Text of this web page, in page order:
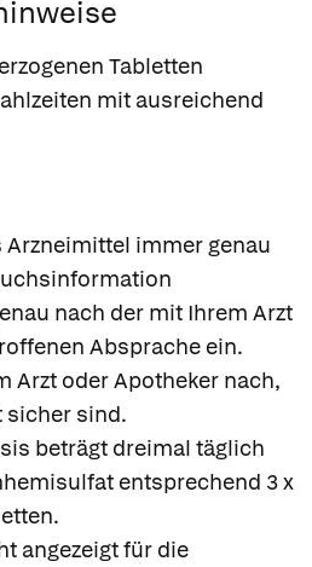
Tabletten
mit ausreichend
Arzneimittel immer genau
nach der mit Ihrem Arzt
Absprache ein.
Arzt oder Apotheker nach,
sicher sind.
beträgt dreimal täglich
entsprechend 3 x
angezeigt für die